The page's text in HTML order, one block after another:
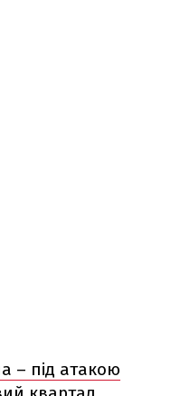
– під атакою